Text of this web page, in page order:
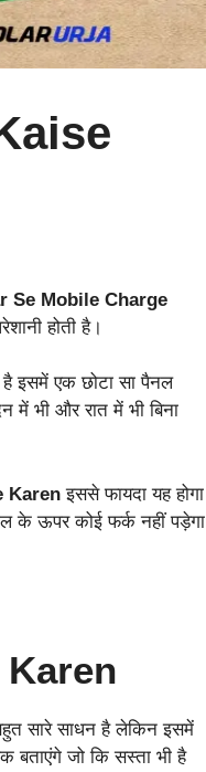
Se Mobile Charge
होती है।
इसमें एक छोटा सा पैनल
में भी और रात में भी बिना
Karenइससे फायदा यह होगा
के ऊपर कोई फर्क नहीं पड़ेगा
सारे साधन है लेकिन इसमें
बताएंगे जो कि सस्ता भी है